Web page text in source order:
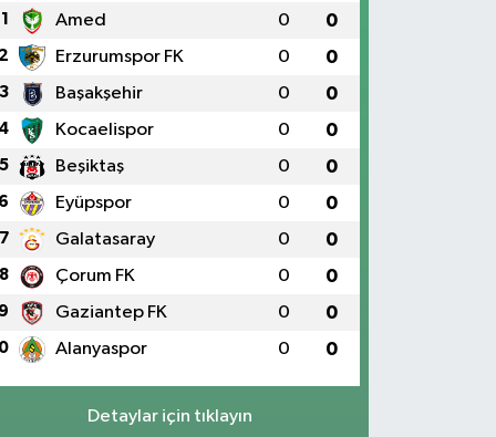
1 Amed 0 0
2 Erzurumspor FK 0 0
3 Başakşehir 0 0
4 Kocaelispor 0 0
5 Beşiktaş 0 0
6 Eyüpspor 0 0
7 Galatasaray 0 0
8 Çorum FK 0 0
9 Gaziantep FK 0 0
Alanyaspor 0 0
Detaylar için tıklayın